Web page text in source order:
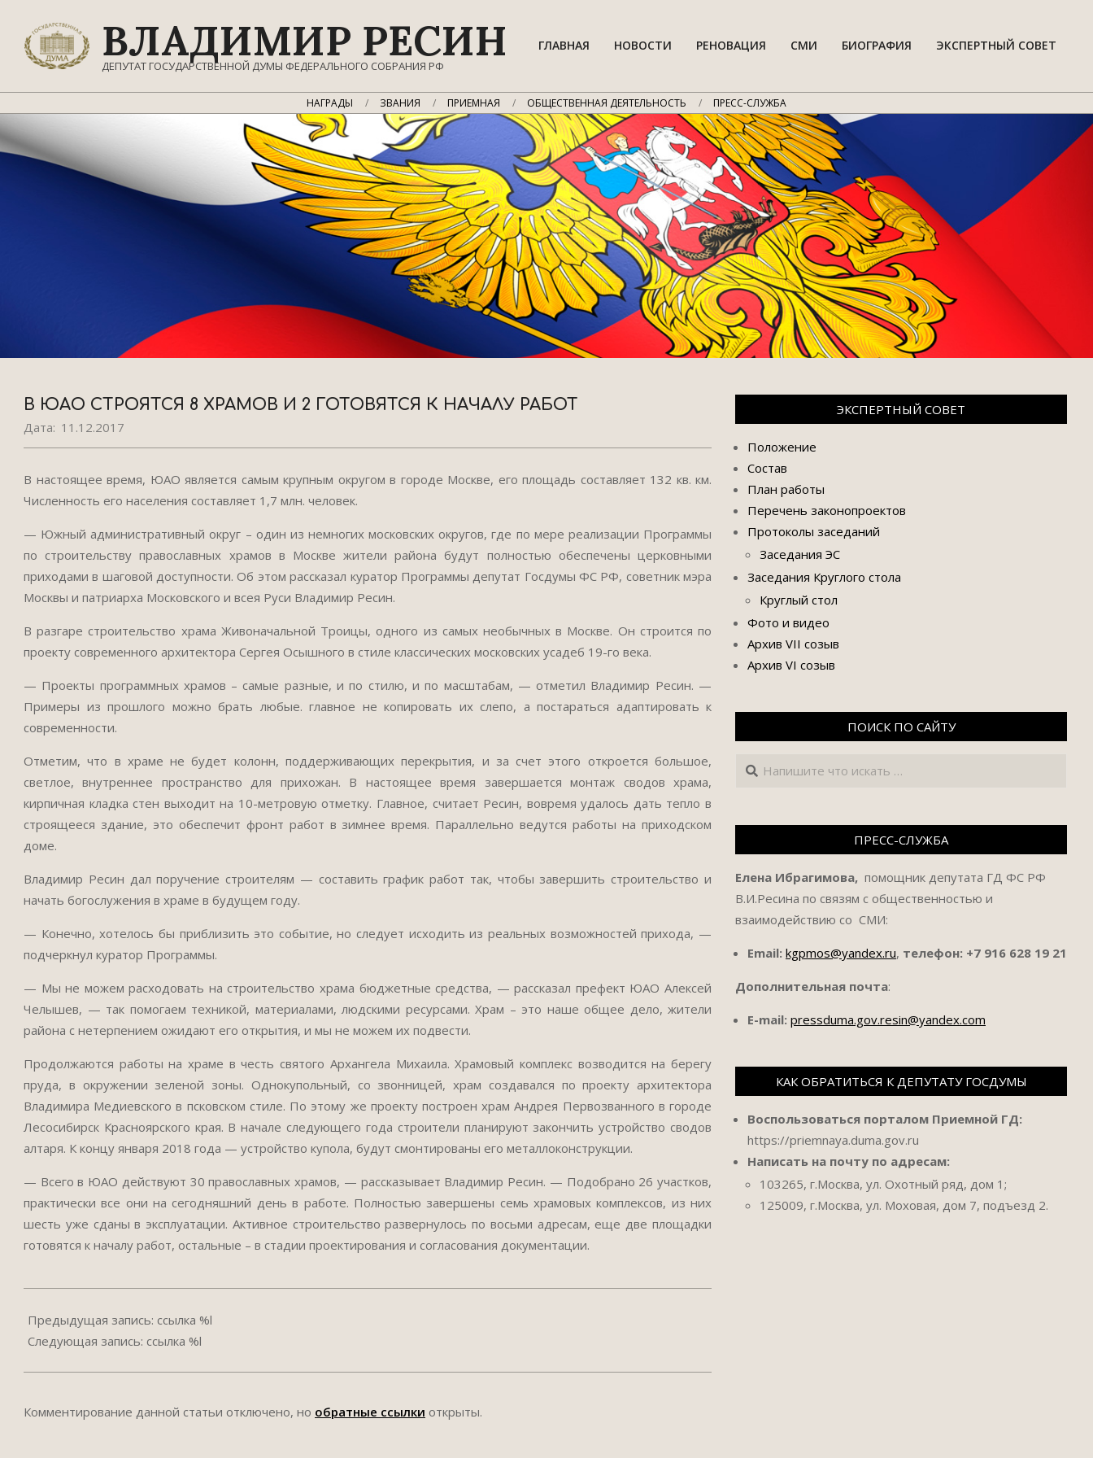
содержимому
ВЛАДИМИР РЕСИН
ДЕПУТАТ ГОСУДАРСТВЕННОЙ ДУМЫ ФЕДЕРАЛЬНОГО СОБРАНИЯ РФ
ГЛАВНАЯ НОВОСТИ РЕНОВАЦИЯ СМИ БИОГРАФИЯ ЭКСПЕРТНЫЙ СОВЕТ
НАГРАДЫ ЗВАНИЯ ПРИЕМНАЯ ОБЩЕСТВЕННАЯ ДЕЯТЕЛЬНОСТЬ ПРЕСС-СЛУЖБА
В ЮАО СТРОЯТСЯ 8 ХРАМОВ И 2 ГОТОВЯТСЯ К НАЧАЛУ РАБОТ
Дата: 11.12.2017
В настоящее время, ЮАО является самым крупным округом в городе Москве, его площадь составляет 132 кв. км.
Численность его населения составляет 1,7 млн. человек.
— Южный административный округ – один из немногих московских округов, где по мере реализации Программы
по строительству православных храмов в Москве жители района будут полностью обеспечены церковными
приходами в шаговой доступности. Об этом рассказал куратор Программы депутат Госдумы ФС РФ, советник мэра
Москвы и патриарха Московского и всея Руси Владимир Ресин.
В разгаре строительство храма Живоначальной Троицы, одного из самых необычных в Москве. Он строится по
проекту современного архитектора Сергея Осышного в стиле классических московских усадеб 19-го века.
— Проекты программных храмов – самые разные, и по стилю, и по масштабам, — отметил Владимир Ресин. —
Примеры из прошлого можно брать любые. главное не копировать их слепо, а постараться адаптировать к
современности.
Отметим, что в храме не будет колонн, поддерживающих перекрытия, и за счет этого откроется большое,
светлое, внутреннее пространство для прихожан. В настоящее время завершается монтаж сводов храма,
кирпичная кладка стен выходит на 10-метровую отметку. Главное, считает Ресин, вовремя удалось дать тепло в
строящееся здание, это обеспечит фронт работ в зимнее время. Параллельно ведутся работы на приходском
доме.
Владимир Ресин дал поручение строителям — составить график работ так, чтобы завершить строительство и
начать богослужения в храме в будущем году.
— Конечно, хотелось бы приблизить это событие, но следует исходить из реальных возможностей прихода, —
подчеркнул куратор Программы.
— Мы не можем расходовать на строительство храма бюджетные средства, — рассказал префект ЮАО Алексей
Челышев, — так помогаем техникой, материалами, людскими ресурсами. Храм – это наше общее дело, жители
района с нетерпением ожидают его открытия, и мы не можем их подвести.
Продолжаются работы на храме в честь святого Архангела Михаила. Храмовый комплекс возводится на берегу
пруда, в окружении зеленой зоны. Однокупольный, со звонницей, храм создавался по проекту архитектора
Владимира Медиевского в псковском стиле. По этому же проекту построен храм Андрея Первозванного в городе
Лесосибирск Красноярского края. В начале следующего года строители планируют закончить устройство сводов
алтаря. К концу января 2018 года — устройство купола, будут смонтированы его металлоконструкции.
— Всего в ЮАО действуют 30 православных храмов, — рассказывает Владимир Ресин. — Подобрано 26 участков,
практически все они на сегодняшний день в работе. Полностью завершены семь храмовых комплексов, из них
шесть уже сданы в эксплуатации. Активное строительство развернулось по восьми адресам, еще две площадки
готовятся к началу работ, остальные – в стадии проектирования и согласования документации.
12-
11
Предыдущая запись: ссылка %l
Следующая запись: ссылка %l
Комментирование данной статьи отключено, но обратные ссылки открыты.
ЭКСПЕРТНЫЙ СОВЕТ
Положение
Состав
План работы
Перечень законопроектов
Протоколы заседаний
Заседания ЭС
Заседания Круглого стола
Круглый стол
Фото и видео
Архив VII созыв
Архив VI созыв
ПОИСК ПО САЙТУ
Поиск
ПРЕСС-СЛУЖБА
Елена Ибрагимова, помощник депутата ГД ФС РФ
В.И.Ресина по связям с общественностью и
взаимодействию со СМИ:
Email: kgpmos@yandex.ru, телефон: +7 916 628 19 21
Дополнительная почта:
E-mail: pressduma.gov.resin@yandex.com
КАК ОБРАТИТЬСЯ К ДЕПУТАТУ ГОСДУМЫ
Воспользоваться порталом Приемной ГД:
https://priemnaya.duma.gov.ru
Написать на почту по адресам:
103265, г.Москва, ул. Охотный ряд, дом 1;
125009, г.Москва, ул. Моховая, дом 7, подъезд 2.